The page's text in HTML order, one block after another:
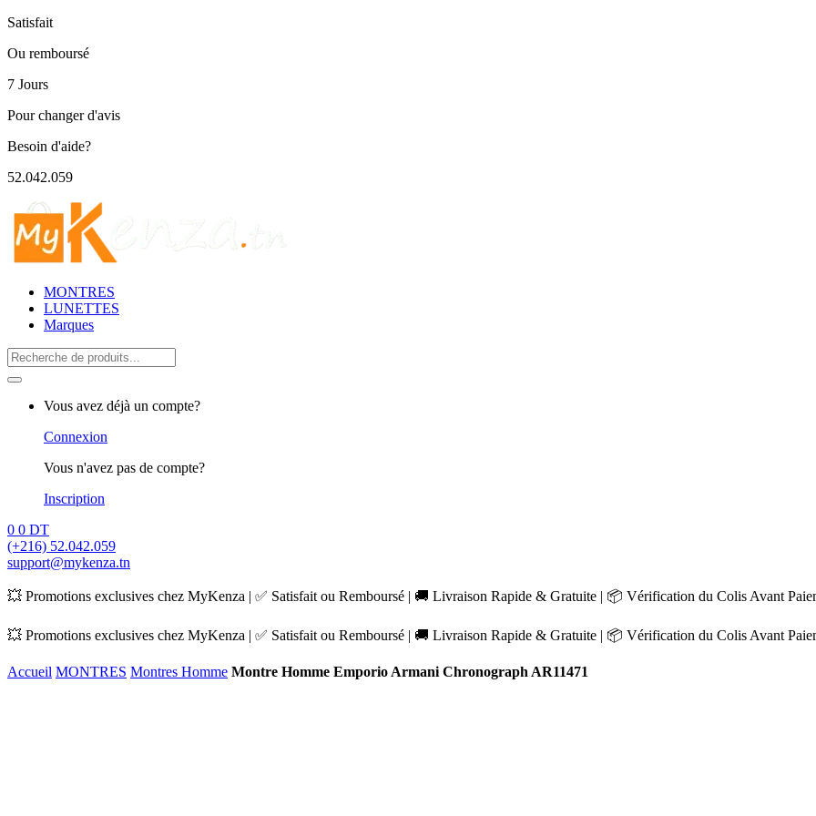
Satisfait
Ou remboursé
7 Jours
Pour changer d'avis
Besoin d'aide?
52.042.059
MONTRES
LUNETTES
Marques
Search
for:
Vous avez déjà un compte?
Connexion
Vous n'avez pas de compte?
Inscription
0 0 DT
(+216) 52.042.059
support@mykenza.tn
💥 Promotions exclusives chez MyKenza | ✅ Satisfait ou Remboursé | 🚚 Livraison Rapide & Gratuite | 📦 Vérification du Colis Avant
💥 Promotions exclusives chez MyKenza | ✅ Satisfait ou Remboursé | 🚚 Livraison Rapide & Gratuite | 📦 Vérification du Colis Avant
Accueil MONTRES Montres Homme Montre Homme Emporio Armani Chronograph AR11471